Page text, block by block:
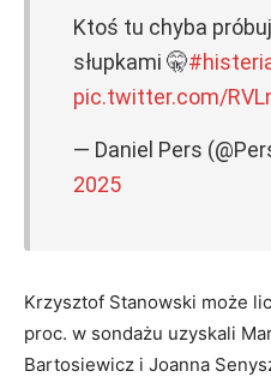
Ktoś tu chyba
słupkami 🤫
pic.twitter.com/
— Daniel Pers
2025
Krzysztof Stanowski może
proc. w sondażu uzyskali
Bartosiewicz i Joanna